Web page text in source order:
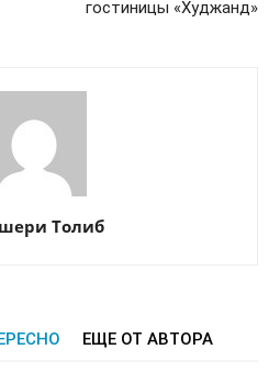
гостиницы «Худжанд»
Толиб
ЕЩЕ ОТ АВТОРА